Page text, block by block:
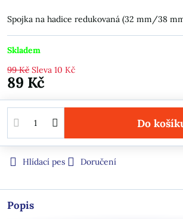
Spojka na hadice redukovaná (32 mm/38
Skladem
99 Kč Sleva 10 Kč
89 Kč
Do
Hlídací pes Doručení
Popis